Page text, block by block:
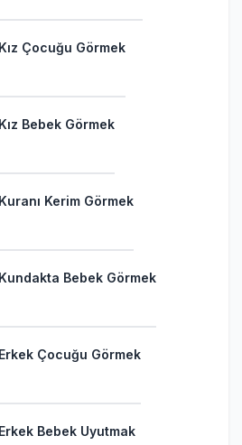
Çocuğu Görmek
Bebek Görmek
Kerim Görmek
Bebek Görmek
Çocuğu Görmek
Bebek Uyutmak